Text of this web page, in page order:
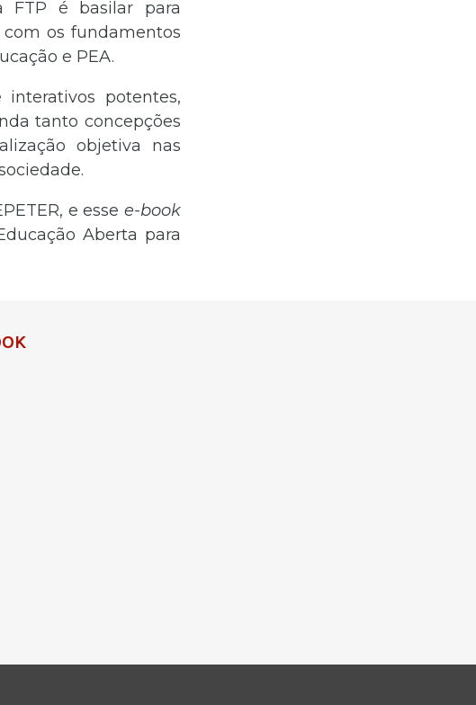
FTP é basilar para
os fundamentos
e PEA.
potentes,
tanto concepções
objetiva nas
e esse e-book
Aberta para